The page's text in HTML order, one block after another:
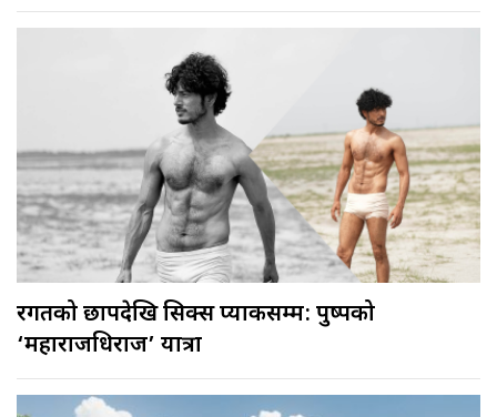
रगतको छापदेखि सिक्स प्याकसम्म: पुष्पको
‘महाराजधिराज’ यात्रा